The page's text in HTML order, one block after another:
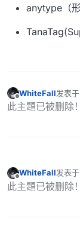
anytype（形
离线
WhiteFall发表于
最后
此主題已被删除！
离线
WhiteFall发表于
最后
此主題已被删除！